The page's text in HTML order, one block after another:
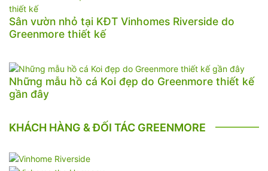
Sân vườn nhỏ tại KĐT Vinhomes Riverside do
Greenmore thiết kế
Những mẫu hồ cá Koi đẹp do Greenmore thiết kế
gần đây
KHÁCH HÀNG & ĐỐI TÁC GREENMORE